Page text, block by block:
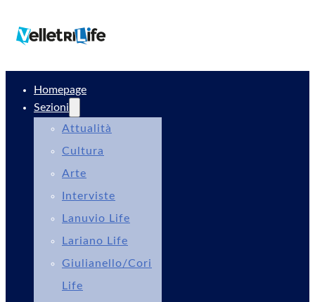
Homepage
Sezioni
Attualità
Cultura
Arte
Interviste
Lanuvio Life
Lariano Life
Giulianello/Cori
Life